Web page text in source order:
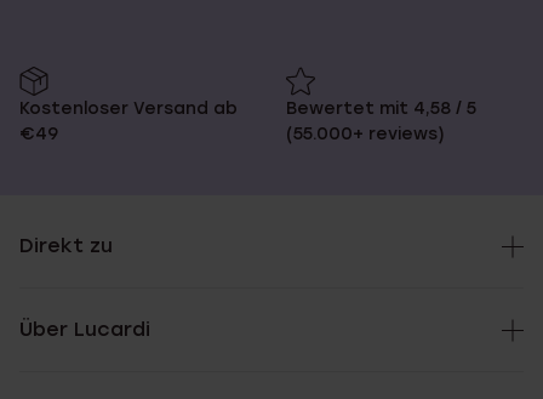
Kostenloser Versand ab
€49
Bewertet mit 4,58 / 5
(55.000+ reviews)
Direkt zu
Über Lucardi